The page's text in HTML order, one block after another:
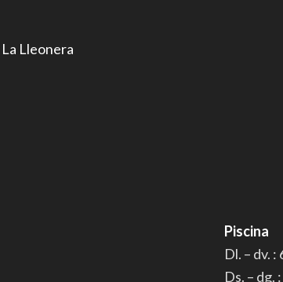
La Lleonera
Piscina
Dl. – dv.
Ds. – dg.